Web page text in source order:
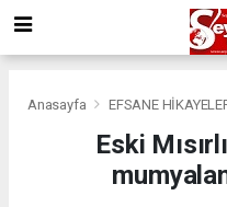
Anasayfa EFSANE
Eski